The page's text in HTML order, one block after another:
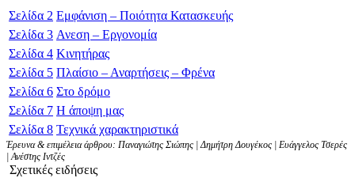
Σελίδα 2 Εμφάνιση – Ποιότητα Κατασκευής
Σελίδα 3 Ανεση – Εργονομία
Σελίδα 4 Κινητήρας
Σελίδα 5 Πλαίσιο – Αναρτήσεις – Φρένα
Σελίδα 6 Στο δρόμο
Σελίδα 7 Η άποψη μας
Σελίδα 8 Τεχνικά χαρακτηριστικά
Έρευνα & επιμέλεια άρθρου: Παναγιώτης Σιώπης | Δημήτρη Δουγέκος | Ευάγγελος Τσερές
| Ανέστης Ιντζές
Σχετικές ειδήσεις